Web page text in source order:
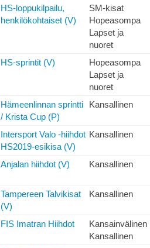
HS-loppukilpailu,
henkilökohtaiset (V)
SM-kisat
Hopeasompa
Lapset ja
nuoret
HS-sprintit (V)
Hopeasompa
Lapset ja
nuoret
Hämeenlinnan sprintti
/ Krista Cup (P)
Kansallinen
Intersport Valo -hiihdot
HS2019-esikisa (V)
Kansallinen
Anjalan hiihdot (V) Kansallinen
Tampereen Talvikisat
(V)
Kansallinen
FIS Imatran Hiihdot
Kansainvälinen
Kansallinen